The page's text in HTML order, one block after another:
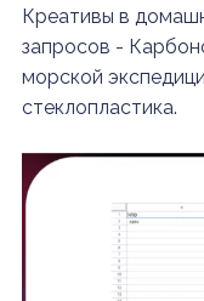
Креативы в
запросов -
морской
стеклопластика.